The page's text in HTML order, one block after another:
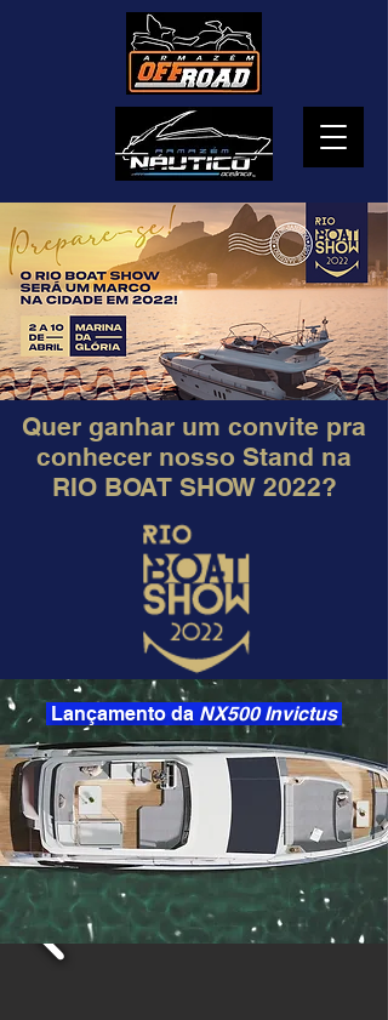
Quer ganhar um convite pra
conhecer nosso Stand na
RIO BOAT SHOW 2022?
Lançamento da NX500 Invictus